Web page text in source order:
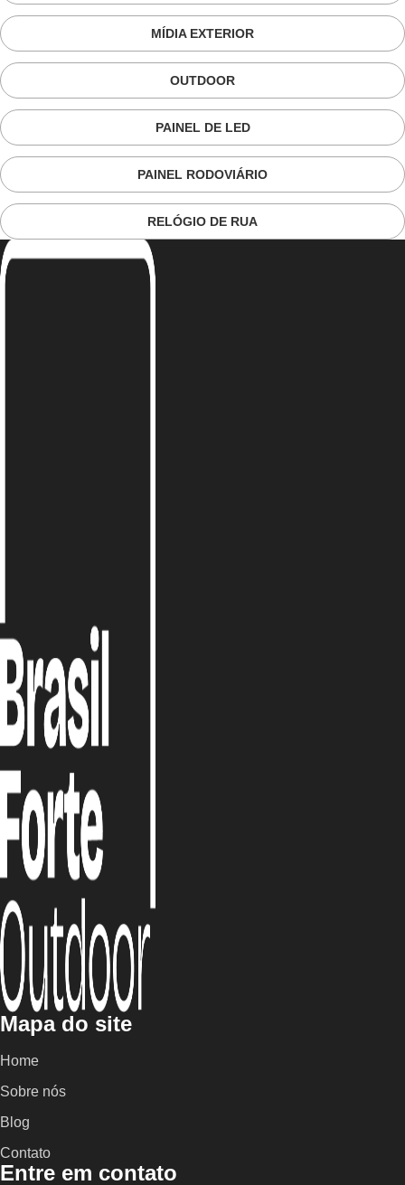
MÍDIA EXTERIOR
OUTDOOR
PAINEL DE LED
PAINEL RODOVIÁRIO
RELÓGIO DE RUA
Mapa do site
Home
Sobre nós
Blog
Contato
Entre em contato